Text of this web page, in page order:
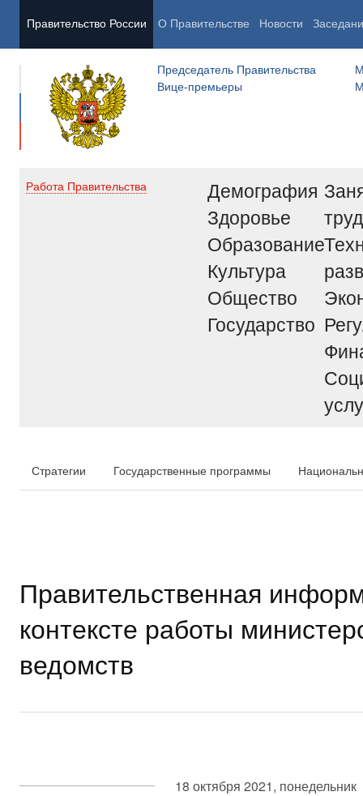
Правительство России О Правительстве Новости
Председатель Правительства
Вице-премьеры
Работа Правительства
Демография
Здоровье
Образование
Культура
Общество
Государство
труд
Стратегии Государственные программы
Правительственная
контексте работы
ведомств
18 октября 2021, понедельник